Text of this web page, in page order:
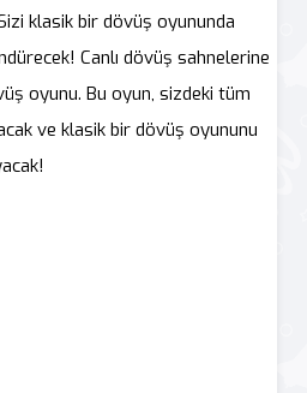
klasik bir dövüş oyununda
Canlı dövüş sahnelerine
oyunu. Bu oyun, sizdeki tüm
ve klasik bir dövüş oyununu